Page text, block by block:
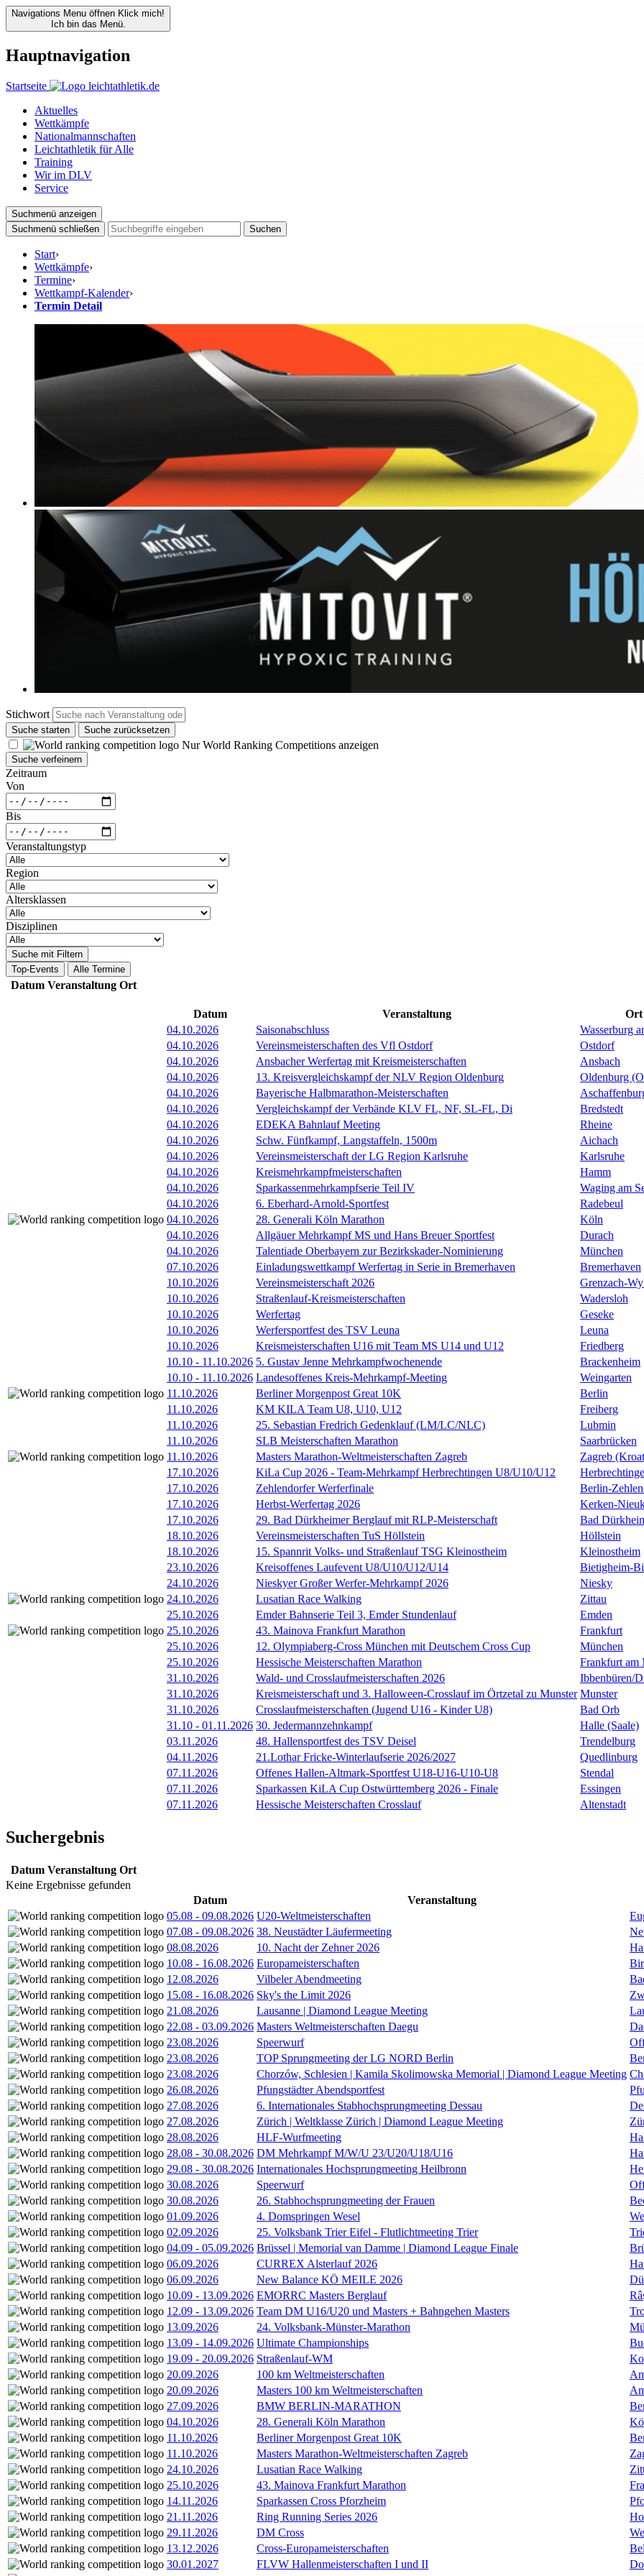
Navigations Menu öffnen Klick mich!
Ich bin das Menü.
Hauptnavigation
Startseite
Aktuelles
Wettkämpfe
Nationalmannschaften
Leichtathletik für Alle
Training
Wir im DLV
Service
Suchmenü anzeigen
Suchmenü schließen
Suchen
Start›
Wettkämpfe›
Termine›
Wettkampf-Kalender›
Termin Detail
Stichwort
Suche starten Suche zurücksetzen
Nur World Ranking Competitions anzeigen
Suche verfeinern
Zeitraum
Von
Bis
Veranstaltungstyp
Region
Altersklassen
Disziplinen
Suche mit Filtern
Top-Events
Alle Termine
Datum Veranstaltung Ort
Datum Veranstaltung
Ort
04.10.2026
Saisonabschluss
Wasserburg
04.10.2026
Vereinsmeisterschaften des Vfl Ostdorf
Ostdorf
04.10.2026
Ansbacher Werfertag mit Kreismeisterschaften
Ansbach
04.10.2026
13. Kreisvergleichskampf der NLV Region Oldenburg
Oldenburg
04.10.2026
Bayerische Halbmarathon-Meisterschaften
04.10.2026
Vergleichskampf der Verbände KLV FL, NF, SL-FL, Di
Bredstedt
04.10.2026
EDEKA Bahnlauf Meeting
Rheine
04.10.2026
Schw. Fünfkampf, Langstaffeln, 1500m
Aichach
04.10.2026
Vereinsmeisterschaft der LG Region Karlsruhe
Karlsruhe
04.10.2026
Kreismehrkampfmeisterschaften
Hamm
04.10.2026
Sparkassenmehrkampfserie Teil IV
Waging am
04.10.2026
6. Eberhard-Arnold-Sportfest
Radebeul
04.10.2026
28. Generali Köln Marathon
Köln
04.10.2026
Allgäuer Mehrkampf MS und Hans Breuer Sportfest
Durach
04.10.2026
Talentiade Oberbayern zur Bezirkskader-Nominierung
München
07.10.2026
Einladungswettkampf Werfertag in Serie in Bremerhaven
Bremerhaven
10.10.2026
Vereinsmeisterschaft 2026
Grenzach-
10.10.2026
Straßenlauf-Kreismeisterschaften
Wadersloh
10.10.2026
Werfertag
Geseke
10.10.2026
Werfersportfest des TSV Leuna
Leuna
10.10.2026
Kreismeisterschaften U16 mit Team MS U14 und U12
Friedberg
10.10 - 11.10.2026 5. Gustav Jenne Mehrkampfwochenende
Brackenheim
10.10 - 11.10.2026 Landesoffenes Kreis-Mehrkampf-Meeting
Weingarten
11.10.2026
Berliner Morgenpost Great 10K
Berlin
11.10.2026
KM KILA Team U8, U10, U12
Freiberg
11.10.2026
25. Sebastian Fredrich Gedenklauf (LM/LC/NLC)
Lubmin
11.10.2026
SLB Meisterschaften Marathon
Saarbrücken
11.10.2026
Masters Marathon-Weltmeisterschaften Zagreb
Zagreb
17.10.2026
KiLa Cup 2026 - Team-Mehrkampf Herbrechtingen U8/U10/U12
17.10.2026
Zehlendorfer Werferfinale
Berlin-
17.10.2026
Herbst-Werfertag 2026
Kerken-
17.10.2026
29. Bad Dürkheimer Berglauf mit RLP-Meisterschaft
Bad
18.10.2026
Vereinsmeisterschaften TuS Höllstein
Höllstein
18.10.2026
15. Spannrit Volks- und Straßenlauf TSG Kleinostheim
Kleinostheim
23.10.2026
Kreisoffenes Laufevent U8/U10/U12/U14
Bietigheim-
24.10.2026
Nieskyer Großer Werfer-Mehrkampf 2026
Niesky
24.10.2026
Lusatian Race Walking
Zittau
25.10.2026
Emder Bahnserie Teil 3, Emder Stundenlauf
Emden
25.10.2026
43. Mainova Frankfurt Marathon
Frankfurt
25.10.2026
12. Olympiaberg-Cross München mit Deutschem Cross Cup
München
25.10.2026
Hessische Meisterschaften Marathon
Frankfurt am
31.10.2026
Wald- und Crosslaufmeisterschaften 2026
Ibbenbüren/
31.10.2026
Kreismeisterschaft und 3. Halloween-Crosslauf im Örtzetal zu Munster Munster
31.10.2026
Crosslaufmeisterschaften (Jugend U16 - Kinder U8)
Bad Orb
31.10 - 01.11.2026 30. Jedermannzehnkampf
Halle (Saale)
03.11.2026
48. Hallensportfest des TSV Deisel
Trendelburg
04.11.2026
21.Lothar Fricke-Winterlaufserie 2026/2027
Quedlinburg
07.11.2026
Offenes Hallen-Altmark-Sportfest U18-U16-U10-U8
Stendal
07.11.2026
Sparkassen KiLA Cup Ostwürttemberg 2026 - Finale
Essingen
07.11.2026
Hessische Meisterschaften Crosslauf Altenstadt
Suchergebnis
Datum Veranstaltung Ort
Keine Ergebnisse gefunden
Datum
Veranstaltung
05.08 - 09.08.2026 U20-Weltmeisterschaften
07.08 - 09.08.2026 38. Neustädter Läufermeeting
08.08.2026
10. Nacht der Zehner 2026
10.08 - 16.08.2026 Europameisterschaften
12.08.2026
Vilbeler Abendmeeting
15.08 - 16.08.2026 Sky's the Limit 2026
21.08.2026
Lausanne | Diamond League Meeting
22.08 - 03.09.2026 Masters Weltmeisterschaften Daegu
23.08.2026
Speerwurf
23.08.2026
TOP Sprungmeeting der LG NORD Berlin
23.08.2026
Chorzów, Schlesien | Kamila Skolimowska Memorial | Diamond League Meeting
26.08.2026
Pfungstädter Abendsportfest
27.08.2026
6. Internationales Stabhochsprungmeeting Dessau
27.08.2026
Zürich | Weltklasse Zürich | Diamond League Meeting
28.08.2026
HLF-Wurfmeeting
28.08 - 30.08.2026 DM Mehrkampf M/W/U 23/U20/U18/U16
29.08 - 30.08.2026 Internationales Hochsprungmeeting Heilbronn
30.08.2026
Speerwurf
30.08.2026
26. Stabhochsprungmeeting der Frauen
01.09.2026
4. Domspringen Wesel
02.09.2026
25. Volksbank Trier Eifel - Flutlichtmeeting Trier
04.09 - 05.09.2026 Brüssel | Memorial van Damme | Diamond League Finale
06.09.2026
CURREX Alsterlauf 2026
06.09.2026
New Balance KÖ MEILE 2026
10.09 - 13.09.2026 EMORRC Masters Berglauf
12.09 - 13.09.2026 Team DM U16/U20 und Masters + Bahngehen Masters
13.09.2026
24. Volksbank-Münster-Marathon
13.09 - 14.09.2026 Ultimate Championships
19.09 - 20.09.2026 Straßenlauf-WM
20.09.2026
100 km Weltmeisterschaften
20.09.2026
Masters 100 km Weltmeisterschaften
27.09.2026
BMW BERLIN-MARATHON
04.10.2026
28. Generali Köln Marathon
11.10.2026
Berliner Morgenpost Great 10K
11.10.2026
Masters Marathon-Weltmeisterschaften Zagreb
24.10.2026
Lusatian Race Walking
25.10.2026
43. Mainova Frankfurt Marathon
14.11.2026
Sparkassen Cross Pforzheim
21.11.2026
Ring Running Series 2026
29.11.2026
DM Cross
13.12.2026
Cross-Europameisterschaften
30.01.2027
FLVW Hallenmeisterschaften I und II